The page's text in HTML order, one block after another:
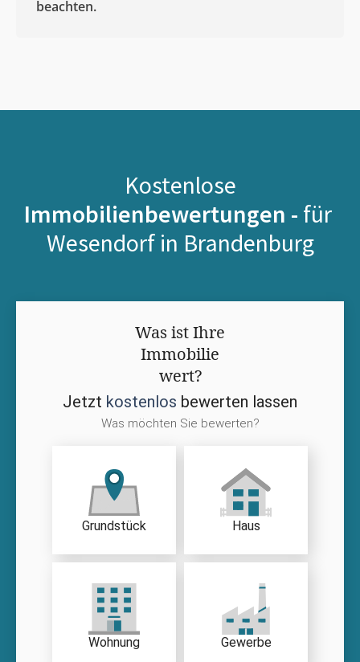
beachten.
Kostenlose
Immobilienbewertungen - für
Wesendorf in Brandenburg
Was ist Ihre
Immobilie
wert?
Jetzt kostenlos bewerten lassen
Was möchten Sie bewerten?
Grundstück Haus
Wohnung Gewerbe